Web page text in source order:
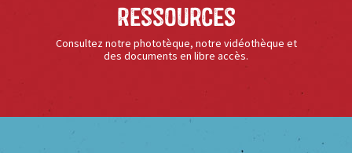
Ressources
Consultez notre phototèque, notre vidéothèque et
des documents en libre accès.